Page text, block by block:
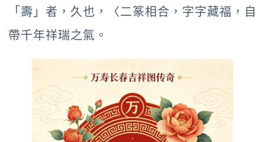
「壽」者，久也，〈二篆相合，字字藏福，自
帶千年祥瑞之氣。